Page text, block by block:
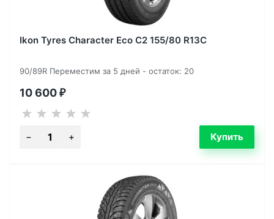
Ikon Tyres Character Eco C2 155/80 R13C
90/89R Переместим за 5 дней - остаток: 20
10 600 ₽